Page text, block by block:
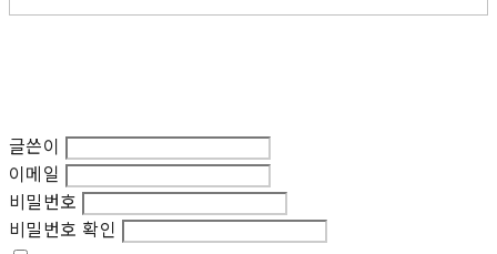
글쓴이
이메일
비밀번호
비밀번호 확인